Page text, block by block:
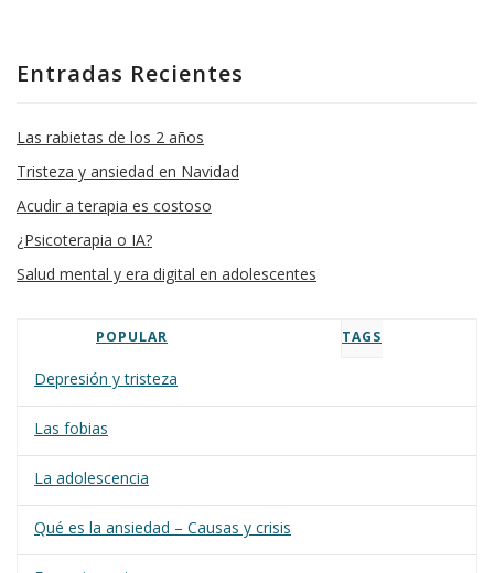
Entradas Recientes
Las rabietas de los 2 años
Tristeza y ansiedad en Navidad
Acudir a terapia es costoso
¿Psicoterapia o IA?
Salud mental y era digital en adolescentes
POPULAR TAGS
Depresión y tristeza
Las fobias
La adolescencia
Qué es la ansiedad – Causas y crisis